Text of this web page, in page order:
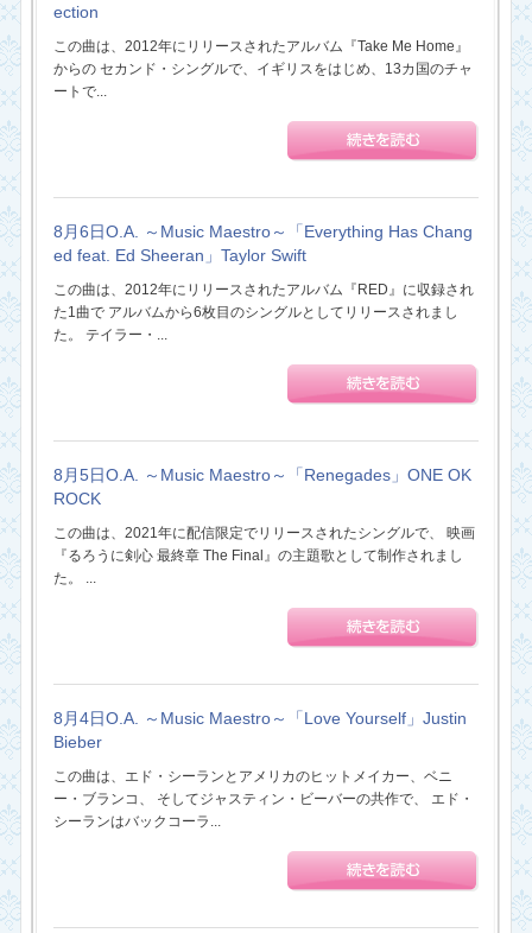
ection
この曲は、2012年にリリースされたアルバム『Take Me Home』
からの セカンド・シングルで、イギリスをはじめ、13カ国のチャ
ートで...
8月6日O.A. ～Music Maestro～「Everything Has Chang
ed feat. Ed Sheeran」Taylor Swift
この曲は、2012年にリリースされたアルバム『RED』に収録され
た1曲で アルバムから6枚目のシングルとしてリリースされまし
た。 テイラー・...
8月5日O.A. ～Music Maestro～「Renegades」ONE OK
ROCK
この曲は、2021年に配信限定でリリースされたシングルで、 映画
『るろうに剣心 最終章 The Final』の主題歌として制作されまし
た。 ...
8月4日O.A. ～Music Maestro～「Love Yourself」Justin
Bieber
この曲は、エド・シーランとアメリカのヒットメイカー、ベニ
ー・ブランコ、 そしてジャスティン・ビーバーの共作で、 エド・
シーランはバックコーラ...